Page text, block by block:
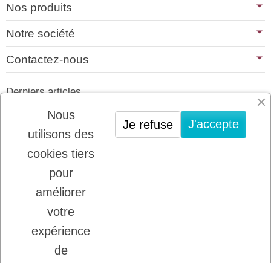
Nos produits
Notre société
Contactez-nous
Derniers articles
01/07/2026
PLATINUM : LE MEILLEUR DE LA
VIANDE POUR CHIENS ET CHATS
22/08/2025
LADYBEL : DES SOINS FRANCAIS DE
GRANDE QUALITE
Inscription à la newsletter
Vous pouvez vous désinscrire à tout moment.
Nous
utilisons des
cookies tiers
pour
améliorer
votre
expérience
de
J'accepte
Je refuse